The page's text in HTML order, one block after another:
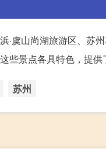
虞山尚湖旅游区、苏
景点各具特色，提供
苏州